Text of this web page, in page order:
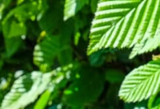
erwachen und beginnen, aktiv
Eine weitere Düngung im
Düngers sollte man auf
für die Hainbuchenhecke, da es
und gleichmäßig auf dem Boden